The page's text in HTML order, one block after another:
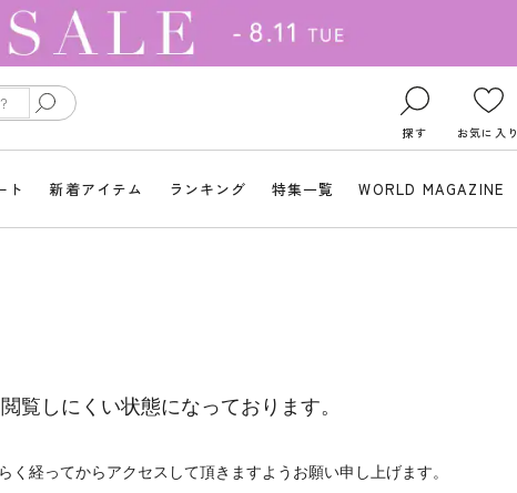
探す お気に入り
ト 新着アイテム ランキング 特集一覧 WORLD MAGAZINE
覧しにくい状態になっております。
経ってからアクセスして頂きますようお願い申し上げます。